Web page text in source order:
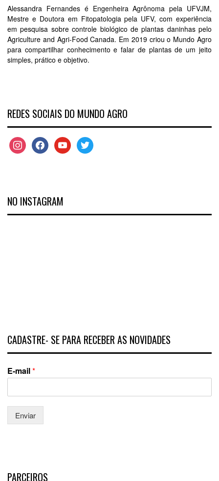
Alessandra Fernandes é Engenheira Agrônoma pela UFVJM,
Mestre e Doutora em Fitopatologia pela UFV, com experiência
em pesquisa sobre controle biológico de plantas daninhas pelo
Agriculture and Agri-Food Canada. Em 2019 criou o Mundo Agro
para compartilhar conhecimento e falar de plantas de um jeito
simples, prático e objetivo.
REDES SOCIAIS DO MUNDO AGRO
NO INSTAGRAM
CADASTRE- SE PARA RECEBER AS NOVIDADES
E-mail*
Enviar
PARCEIROS